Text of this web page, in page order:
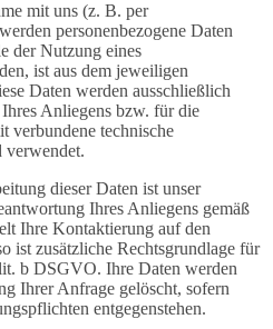
mit uns (z. B. per
personenbezogene Daten
der Nutzung eines
ist aus dem jeweiligen
Daten werden ausschließlich
Anliegens bzw. für die
verbundene technische
verwendet.
dieser Daten ist unser
Ihres Anliegens gemäß
Ihre Kontaktierung auf den
ist zusätzliche Rechtsgrundlage für
b DSGVO. Ihre Daten werden
Ihrer Anfrage gelöscht, sofern
entgegenstehen.